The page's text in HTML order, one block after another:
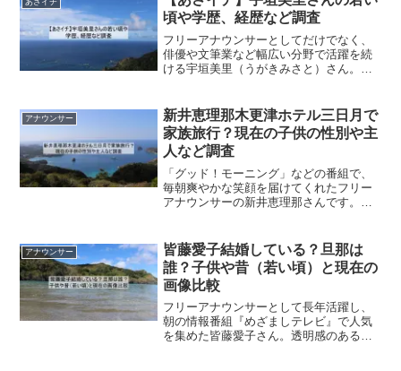
友佳さんの夫やJALと...
あさイチ
頃や学歴、経歴など調査
フリーアナウンサーとしてだけでなく、
俳優や文筆業など幅広い分野で活躍を続
ける宇垣美里（うがきみさと）さん。あ
る方も多いのではないでしょうか。今回
は、そんな宇垣美里さんの...
アナウンサー
新井恵理那木更津ホテル三日月で
家族旅行？現在の子供の性別や主
人など調査
「グッド！モーニング」などの番組で、
毎朝爽やかな笑顔を届けてくれたフリー
アナウンサーの新井恵理那さんです。最
そんな新井さんですが、ネット上では
「ホテル三日月に家族旅行...
アナウンサー
皆藤愛子結婚している？旦那は
誰？子供や昔（若い頃）と現在の
画像比較
フリーアナウンサーとして長年活躍し、
朝の情報番組『めざましテレビ』で人気
を集めた皆藤愛子さん。透明感のあるル